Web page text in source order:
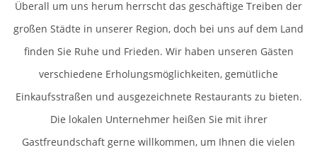
Überall um uns herum herrscht das geschäftige Treiben der
großen Städte in unserer Region, doch bei uns auf dem Land
finden Sie Ruhe und Frieden. Wir haben unseren Gästen
verschiedene Erholungsmöglichkeiten, gemütliche
Einkaufsstraßen und ausgezeichnete Restaurants zu bieten.
Die lokalen Unternehmer heißen Sie mit ihrer
Gastfreundschaft gerne willkommen, um Ihnen die vielen